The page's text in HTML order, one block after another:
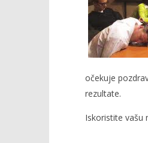
NOW
nemamo interes
Rafaela
očekuje
rezultate.
Iskoristite vašu